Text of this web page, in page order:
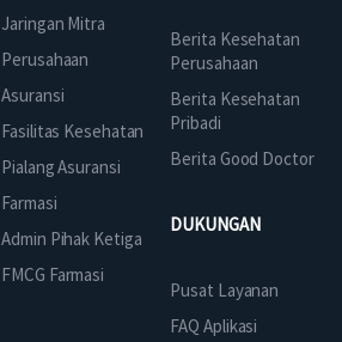
Jaringan Mitra
Perusahaan
Asuransi
Fasilitas Kesehatan
Pialang Asuransi
Farmasi
Admin Pihak Ketiga
FMCG Farmasi
Berita Kesehatan
Perusahaan
Berita Kesehatan
Pribadi
Berita Good Doctor
DUKUNGAN
Pusat Layanan
FAQ Aplikasi